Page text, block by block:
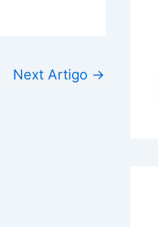
Next Artigo →